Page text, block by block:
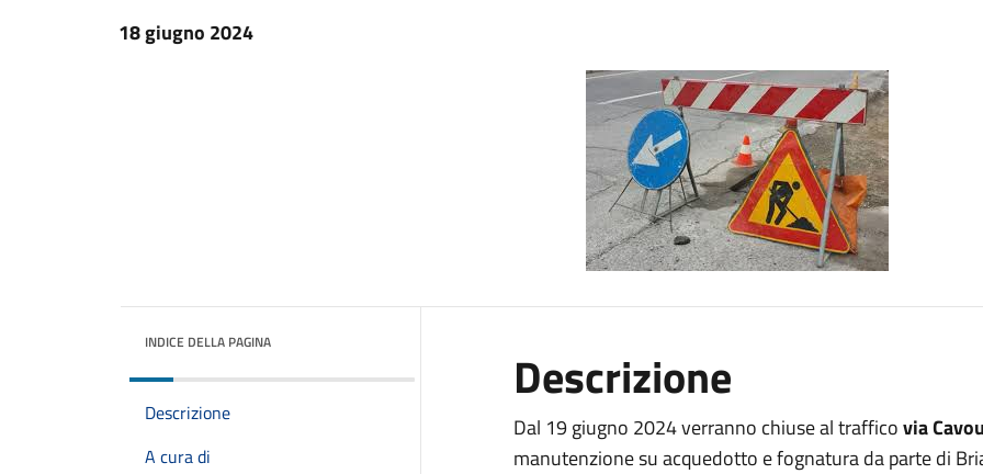
18 giugno 2024
INDICE DELLA PAGINA
Descrizione
A cura di
Descrizione
Dal 19 giugno 2024 verranno chiuse al trafficovia
manutenzione su acquedotto e fognatura da parte di